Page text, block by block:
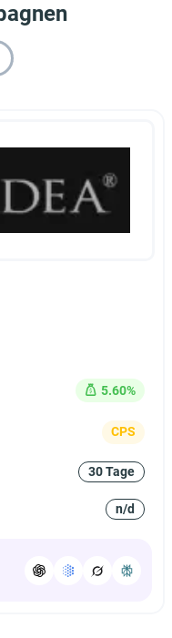
5.60%
CPS
30 Tage
n/d